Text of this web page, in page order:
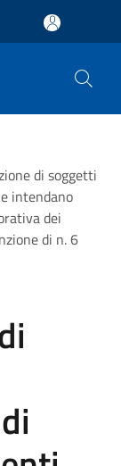
di soggetti
intendano
dei
di n. 6